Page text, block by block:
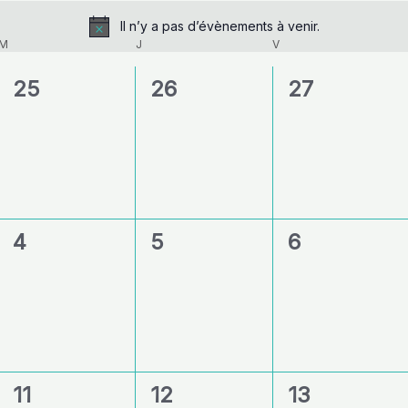
Notice
Il n’y a pas d’évènements à venir.
M J V
0
25
0
26
0
27
0
4
0
5
0
6
0
11
0
12
0
13